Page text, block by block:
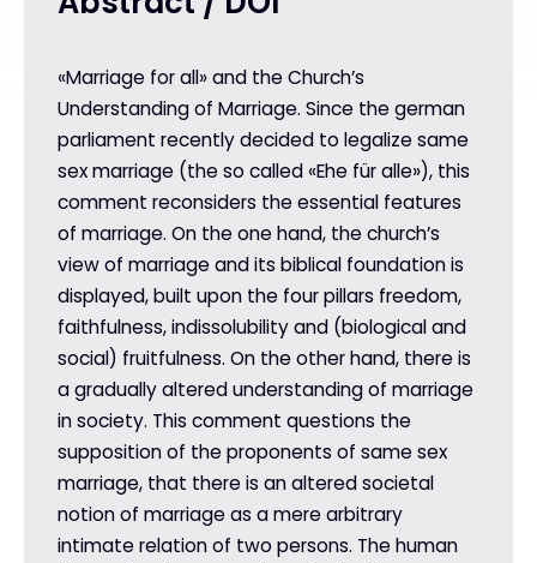
«Marriage for all» and the Church’s
Understanding of Marriage. Since the german
parliament recently decided to legalize same
sex marriage (the so called «Ehe für alle»), this
comment reconsiders the essential features
of marriage. On the one hand, the church’s
view of marriage and its biblical foundation is
displayed, built upon the four pillars freedom,
faithfulness, indissolubility and (biological and
social) fruitfulness. On the other hand, there is
a gradually altered understanding of marriage
in society. This comment questions the
supposition of the proponents of same sex
marriage, that there is an altered societal
notion of marriage as a mere arbitrary
intimate relation of two persons. The human